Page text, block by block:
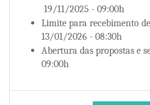
19/11/2025 - 09:00h
Limite para recebimento
13/01/2026 - 08:30h
Abertura das propostas e
09:00h